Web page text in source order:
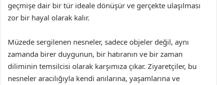
geçmişe dair bir tür ideale dönüşür ve gerçekte ulaşılması
zor bir hayal olarak kalır.
Müzede sergilenen nesneler, sadece objeler değil, aynı
zamanda birer duygunun, bir hatıranın ve bir zaman
diliminin temsilcisi olarak karşımıza çıkar. Ziyaretçiler, bu
nesneler aracılığıyla kendi anılarına, yaşamlarına ve